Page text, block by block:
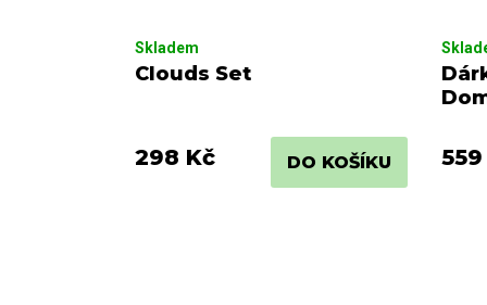
Clouds Set
Skladem
298 Kč DO KOŠÍKU